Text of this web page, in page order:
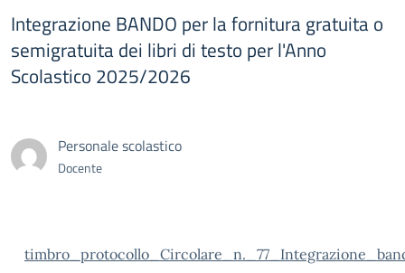
Integrazione BANDO per la fornitura gratuita o
semigratuita dei libri di testo per l'Anno
Scolastico 2025/2026
Personale scolastico
Docente